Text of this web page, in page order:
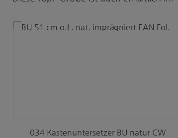
034 Kastenuntersetzer BU natur CW